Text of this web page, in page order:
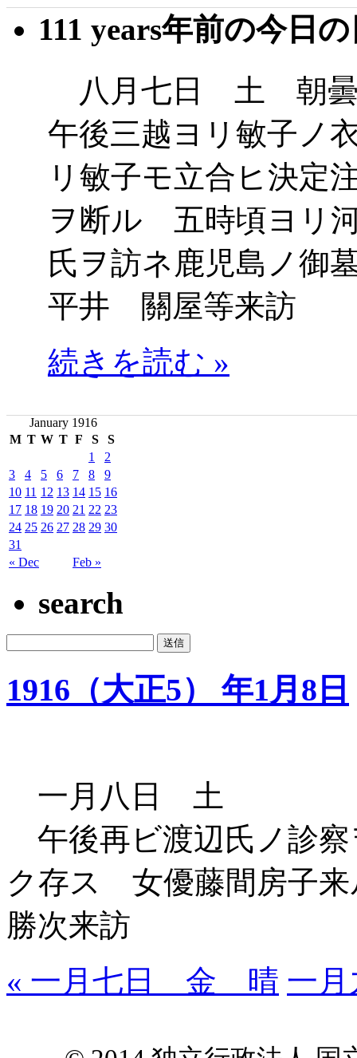
111 years年前の今日
八月七日 土 朝
午後三越ヨリ敏子ノ
リ敏子モ立合ヒ決
ヲ断ル 五時頃ヨリ
氏ヲ訪ネ鹿児島ノ
平井 關屋等来訪
続きを読む »
January 1916
M T W T F S S
« Dec Feb »
1
2
3
4 5 6 7 8
9
10 11 12 13 14 15 16
17 18 19 20 21 22 23
24 25 26 27 28 29 30
31
search
1916（大正5） 年1月8日
一月八日 土
午後再ビ渡辺氏ノ診
ク存ス 女優藤間房子
勝次来訪
« 一月七日 金 晴 一